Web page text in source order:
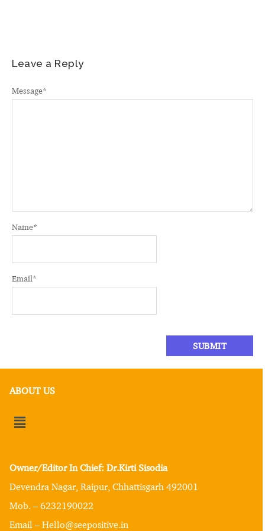
Leave a Reply
Message*
Name*
Email*
ABOUT US
Owner/Editor In Chief: Dr.Kirti Sisodia
Devendra Nagar, Raipur, Chhattisgarh 492001
Mob. – 6232190022
Email – Hello@seepositive.in